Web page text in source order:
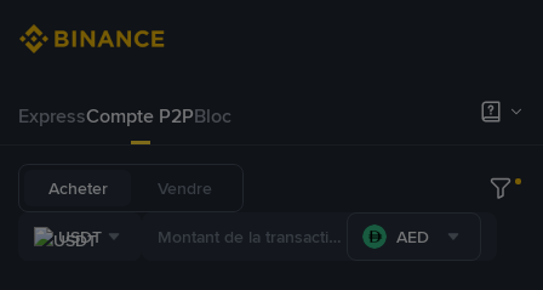
ExpressCompte P2PBloc
Acheter Vendre
USDT AED